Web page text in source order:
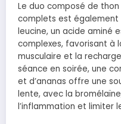
Le duo composé de
complets est
leucine, un acide aminé
complexes, favorisant à
musculaire et la
séance en soirée, une
et d’ananas offre une
lente, avec la
l’inflammation et limiter